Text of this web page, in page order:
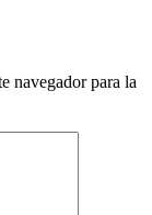
navegador para la